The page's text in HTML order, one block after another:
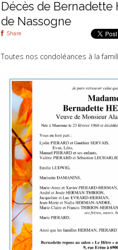
Décès de Bernadette
de Nassogne
Share
Toutes nos condoléances à la